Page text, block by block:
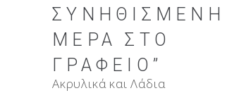
ΣΥΝΗΘΙΣΜΈΝΗ
ΜΈΡΑ ΣΤΟ
ΓΡΑΦΕΊΟ”
Ακρυλικά και Λάδια